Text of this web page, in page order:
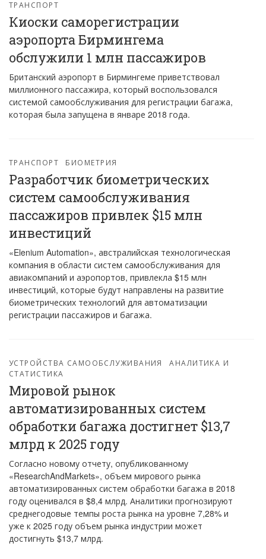
ТРАНСПОРТ
Киоски саморегистрации
аэропорта Бирмингема
обслужили 1 млн пассажиров
Британский аэропорт в Бирмингеме приветствовал
миллионного пассажира, который воспользовался
системой самообслуживания для регистрации багажа,
которая была запущена в январе 2018 года.
ТРАНСПОРТ БИОМЕТРИЯ
Разработчик биометрических
систем самообслуживания
пассажиров привлек $15 млн
инвестиций
«Elenium Automation», австралийская технологическая
компания в области систем самообслуживания для
авиакомпаний и аэропортов, привлекла $15 млн
инвестиций, которые будут направлены на развитие
биометрических технологий для автоматизации
регистрации пассажиров и багажа.
УСТРОЙСТВА САМООБСЛУЖИВАНИЯ
АНАЛИТИКА И
СТАТИСТИКА
Мировой рынок
автоматизированных систем
обработки багажа достигнет $13,7
млрд к 2025 году
Согласно новому отчету, опубликованному
«ResearchAndMarkets», объем мирового рынка
автоматизированных систем обработки багажа в 2018
году оценивался в $8,4 млрд. Аналитики прогнозируют
среднегодовые темпы роста рынка на уровне 7,28% и
уже к 2025 году объем рынка индустрии может
достигнуть $13,7 млрд.